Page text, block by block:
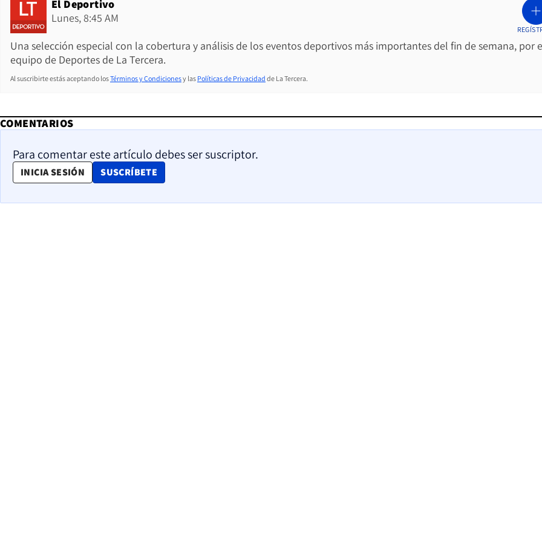
El Deportivo
Lunes, 8:45 AM
Una selección especial con la cobertura y análisis de los eventos deportivos más importantes del fin de semana, por
equipo de Deportes de La Tercera.
Al suscribirte estás aceptando losTérminos y Condicionesy las Políticas de Privacidad de La Tercera.
COMENTARIOS
Para comentar este artículo debes ser suscriptor.
INICIA SESIÓN SUSCRÍBETE
OPENS IN NEW WINDOW